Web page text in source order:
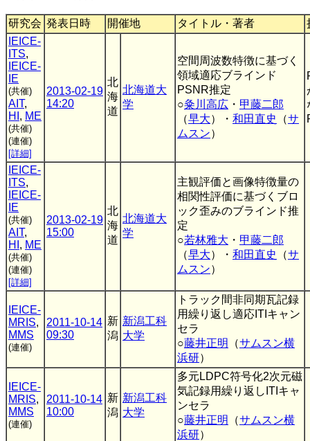
研究会 発表日時 開催地 タイトル・著者
IEICE-
ITS,
IEICE-
IE
(共催)
AIT,
HI , ME
(共催)
(連催)
[詳細]
2013-02-19
14:20
北
海
道
北海道大
学
空間周波数特徴に基づく
領域適応ブラインド
PSNR推定
○粂川高広 ・ 甲藤二郎
（早大）・ 和田直史 （サ
ムスン）
IEICE-
ITS,
IEICE-
IE
(共催)
AIT,
HI , ME
(共催)
(連催)
[詳細]
2013-02-19
15:00
北
海
道
北海道大
学
主観評価と画像特徴量の
相関性評価に基づくブロ
ック歪みのブラインド推
定
○若林雅大 ・ 甲藤二郎
（早大）・ 和田直史 （サ
ムスン）
IEICE-
MRIS,
MMS
(連催)
2011-10-14
09:30
新
潟
新潟工科
大学
トラック間非同期瓦記録
用繰り返し適応ITIキャン
セラ
○藤井正明 （サムスン横
浜研）
IEICE-
MRIS,
MMS
(連催)
2011-10-14
10:00
新
潟
新潟工科
大学
多元LDPC符号化2次元磁
気記録用繰り返しITIキャ
ンセラ
○藤井正明 （サムスン横
浜研）